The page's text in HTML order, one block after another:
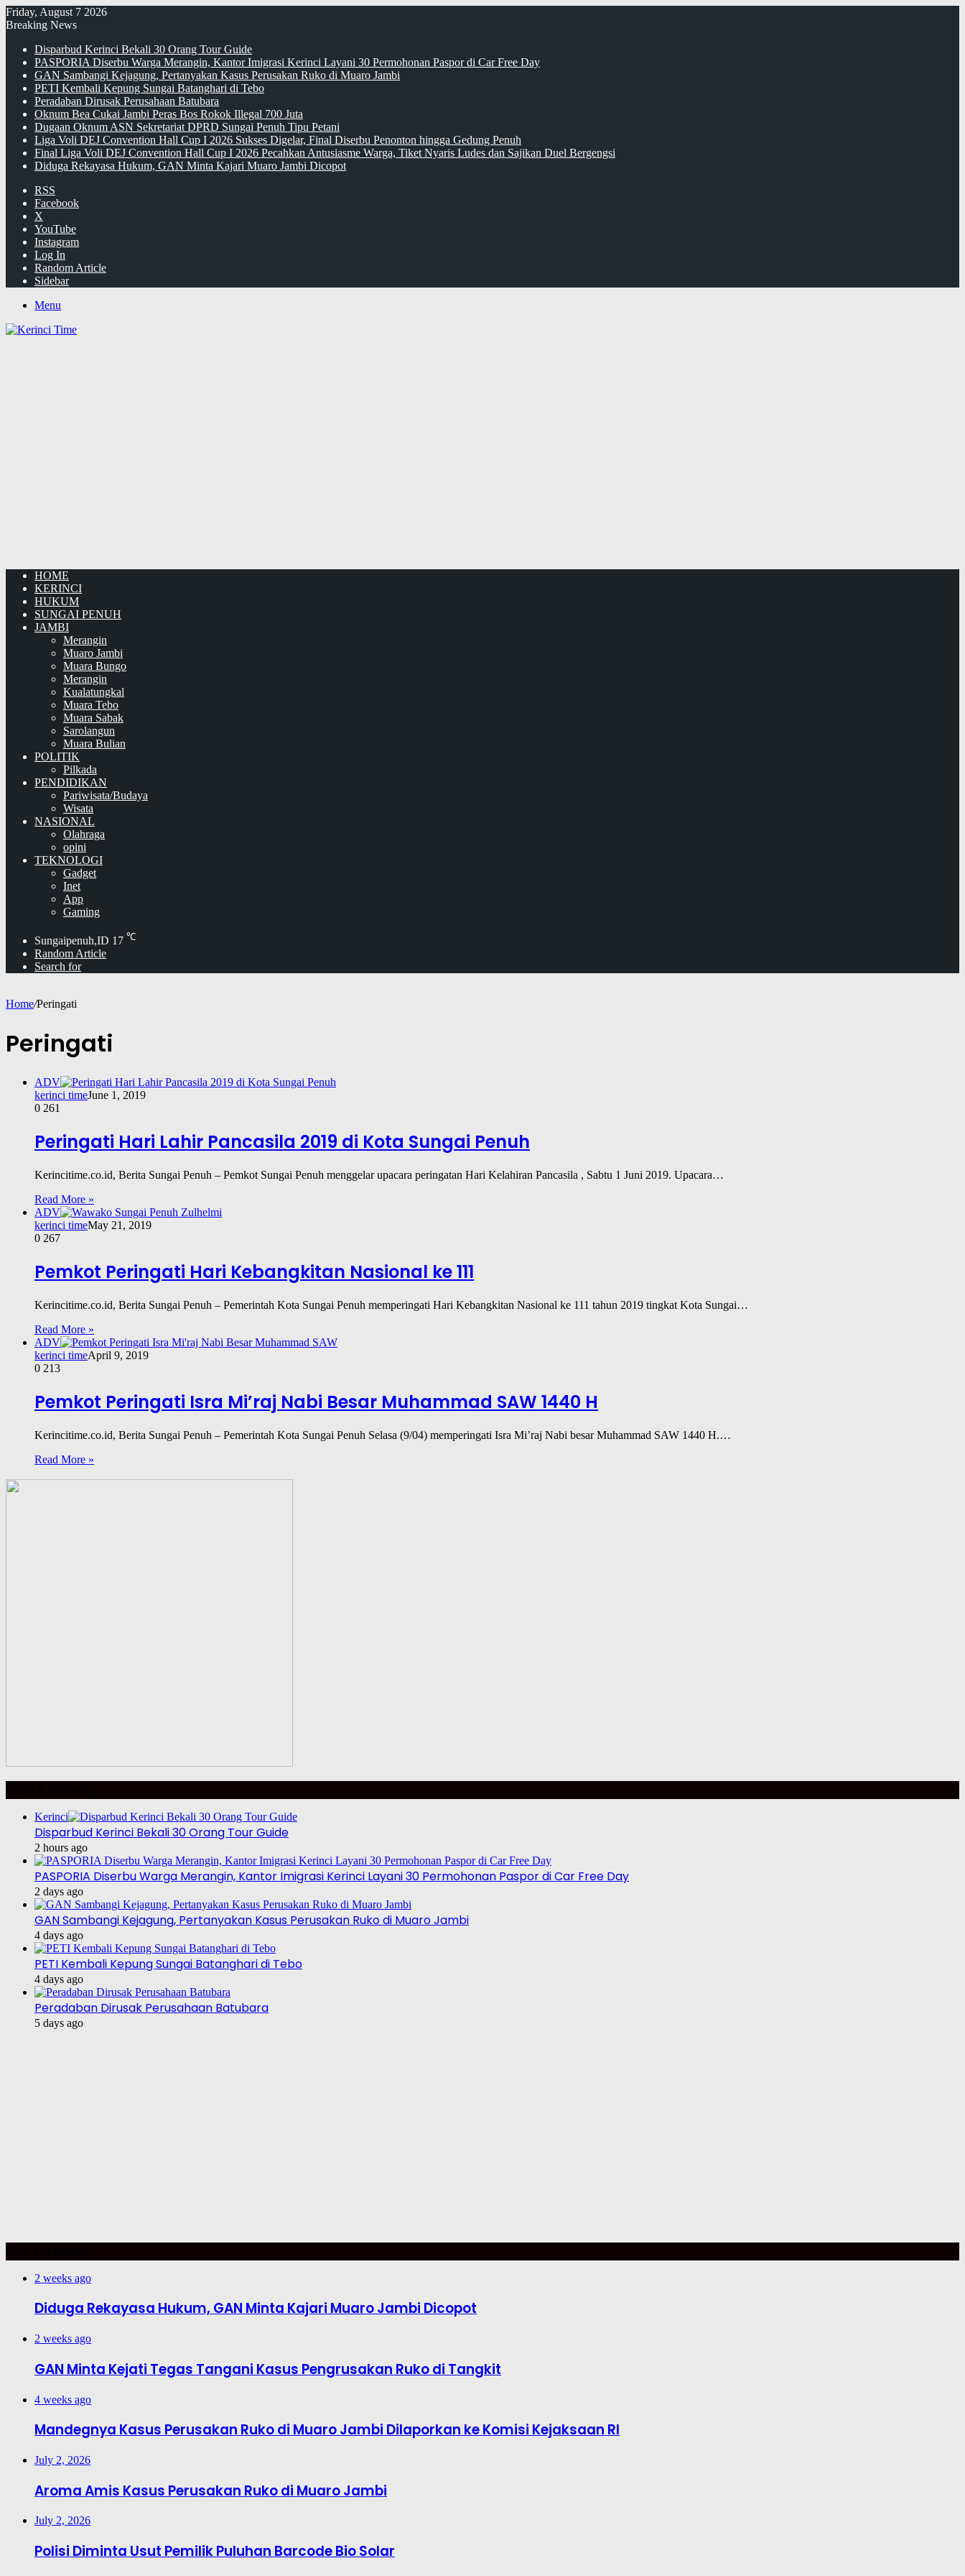
Friday, August 7 2026
Breaking News
Disparbud Kerinci Bekali 30 Orang Tour Guide
PASPORIA Diserbu Warga Merangin, Kantor Imigrasi Kerinci Layani 30 Permohonan Paspor di Car Free Day
GAN Sambangi Kejagung, Pertanyakan Kasus Perusakan Ruko di Muaro Jambi
PETI Kembali Kepung Sungai Batanghari di Tebo
Peradaban Dirusak Perusahaan Batubara
Oknum Bea Cukai Jambi Peras Bos Rokok Illegal 700 Juta
Dugaan Oknum ASN Sekretariat DPRD Sungai Penuh Tipu Petani
Liga Voli DEJ Convention Hall Cup I 2026 Sukses Digelar, Final Diserbu Penonton hingga Gedung Penuh
Final Liga Voli DEJ Convention Hall Cup I 2026 Pecahkan Antusiasme Warga, Tiket Nyaris Ludes dan Sajikan Duel Bergengsi
Diduga Rekayasa Hukum, GAN Minta Kajari Muaro Jambi Dicopot
RSS
Facebook
X
YouTube
Instagram
Log In
Random Article
Sidebar
Menu
HOME
KERINCI
HUKUM
SUNGAI PENUH
JAMBI
Merangin
Muaro Jambi
Muara Bungo
Merangin
Kualatungkal
Muara Tebo
Muara Sabak
Sarolangun
Muara Bulian
POLITIK
Pilkada
PENDIDIKAN
Pariwisata/Budaya
Wisata
NASIONAL
Olahraga
opini
TEKNOLOGI
Gadget
Inet
App
Gaming
Sungaipenuh,ID 17 ℃
Random Article
Search for
Home/Peringati
Peringati
ADV
kerinci timeJune 1, 2019
0 261
Peringati Hari Lahir Pancasila 2019 di Kota Sungai Penuh
Kerincitime.co.id, Berita Sungai Penuh – Pemkot Sungai Penuh menggelar upacara peringatan Hari Kelahiran Pancasila , Sabtu 1 Juni 2019. Upacara…
Read More »
ADV
kerinci timeMay 21, 2019
0 267
Pemkot Peringati Hari Kebangkitan Nasional ke 111
Kerincitime.co.id, Berita Sungai Penuh – Pemerintah Kota Sungai Penuh memperingati Hari Kebangkitan Nasional ke 111 tahun 2019 tingkat Kota Sungai…
Read More »
ADV
kerinci timeApril 9, 2019
0 213
Pemkot Peringati Isra Mi’raj Nabi Besar Muhammad SAW 1440 H
Kerincitime.co.id, Berita Sungai Penuh – Pemerintah Kota Sungai Penuh Selasa (9/04) memperingati Isra Mi’raj Nabi besar Muhammad SAW 1440 H.…
Read More »
Kerinci
Disparbud Kerinci Bekali 30 Orang Tour Guide
2 hours ago
PASPORIA Diserbu Warga Merangin, Kantor Imigrasi Kerinci Layani 30 Permohonan Paspor di Car Free Day
2 days ago
GAN Sambangi Kejagung, Pertanyakan Kasus Perusakan Ruko di Muaro Jambi
4 days ago
PETI Kembali Kepung Sungai Batanghari di Tebo
4 days ago
Peradaban Dirusak Perusahaan Batubara
5 days ago
2 weeks ago
Diduga Rekayasa Hukum, GAN Minta Kajari Muaro Jambi Dicopot
2 weeks ago
GAN Minta Kejati Tegas Tangani Kasus Pengrusakan Ruko di Tangkit
4 weeks ago
Mandegnya Kasus Perusakan Ruko di Muaro Jambi Dilaporkan ke Komisi Kejaksaan RI
July 2, 2026
Aroma Amis Kasus Perusakan Ruko di Muaro Jambi
July 2, 2026
Polisi Diminta Usut Pemilik Puluhan Barcode Bio Solar